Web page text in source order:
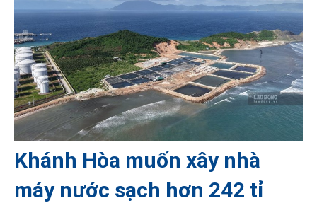
Khánh Hòa muốn xây nhà
máy nước sạch hơn 242 tỉ